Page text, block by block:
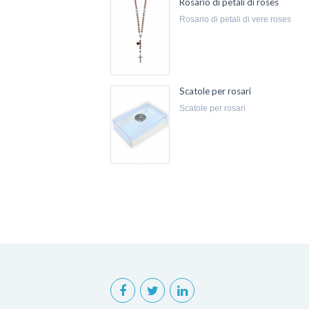
rosario di petali di vere roses
Scatole per rosari
scatole per rosari